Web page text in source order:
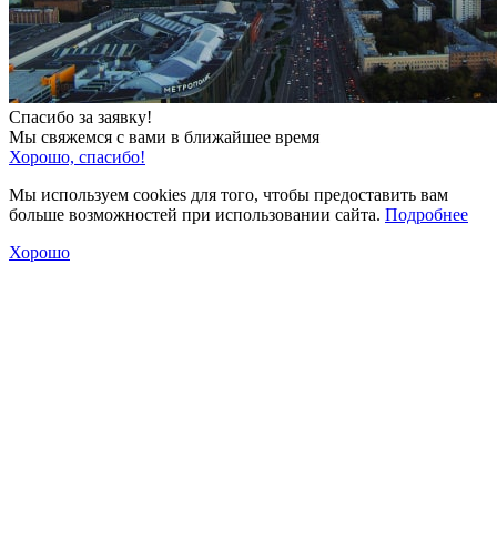
Спасибо за заявку!
Мы свяжемся с вами в ближайшее время
Хорошо, спасибо!
Мы используем cookies для того, чтобы предоставить вам
больше возможностей при использовании сайта. Подробнее
Хорошо